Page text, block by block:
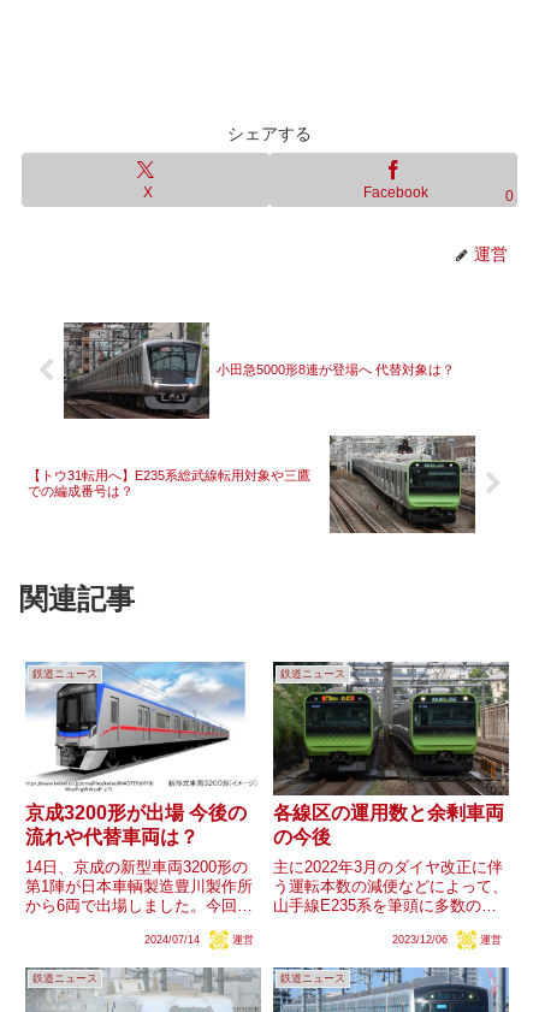
シェアする
X Facebook 0
運営
小田急5000形8連が登場へ 代替対象は？
【トウ31転用へ】E235系総武線転用対象や三鷹
での編成番号は？
関連記事
鉄道ニュース
京成3200形が出場 今後の
流れや代替車両は？
14日、京成の新型車両3200形の
第1陣が日本車輌製造豊川製作所
から6両で出場しました。今回出
両ずつとなっており、現在活躍す
れる組成になっています。同形式
のデビュー予定は2025...
2024/07/14 運営
鉄道ニュース
各線区の運用数と余剰車両
の今後
主に2022年3月のダイヤ改正に伴
う運転本数の減便などによって、
山手線E235系を筆頭に多数の線
部線区は改造予備や老朽廃車に活
な活用策が見えにくいまま現在に
至っています。今年度から...
2023/12/06 運営
鉄道ニュース 鉄道ニュース